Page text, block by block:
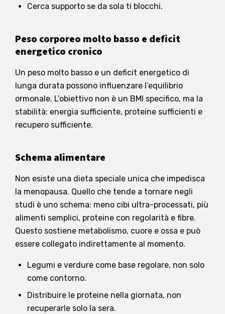
Cerca supporto se da sola ti blocchi.
Peso corporeo molto basso e deficit
energetico cronico
Un peso molto basso e un deficit energetico di
lunga durata possono influenzare l’equilibrio
ormonale. L’obiettivo non è un BMI specifico, ma la
stabilità: energia sufficiente, proteine sufficienti e
recupero sufficiente.
Schema alimentare
Non esiste una dieta speciale unica che impedisca
la menopausa. Quello che tende a tornare negli
studi è uno schema: meno cibi ultra-processati, più
alimenti semplici, proteine con regolarità e fibre.
Questo sostiene metabolismo, cuore e ossa e può
essere collegato indirettamente al momento.
Legumi e verdure come base regolare, non solo
come contorno.
Distribuire le proteine nella giornata, non
recuperarle solo la sera.